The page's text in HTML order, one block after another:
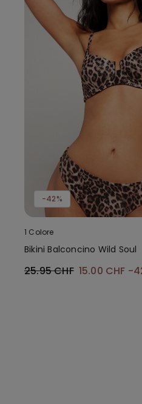
-42%
1 Colore
Bikini Balconcino Wild Soul
25.95 CHF 15.00 CHF -